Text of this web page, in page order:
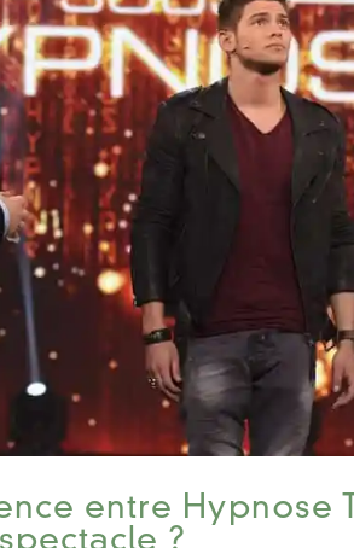
entre Hypnose